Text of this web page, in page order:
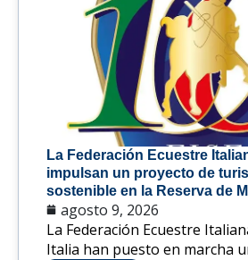
La Federación Ecuestre
impulsan un proyecto de
sostenible en la Reserva de
agosto 9, 2026
La Federación Ecuestre
Italia han puesto en marcha